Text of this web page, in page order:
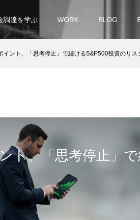
調達を学ぶ WORK BLOG
イント。「思考停止」で続けるS&P500投資のリス
ト。「思考停止」